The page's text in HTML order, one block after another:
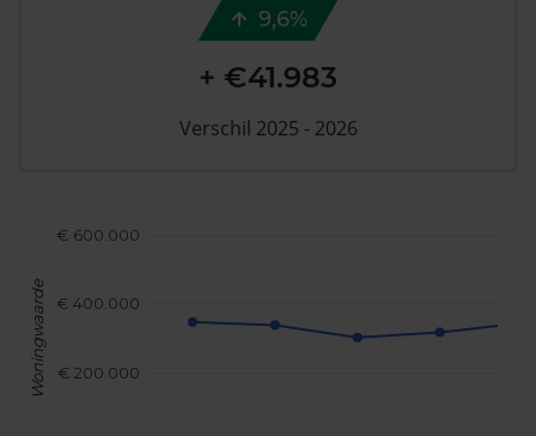
€ 200.000
€ 400.000
€ 600.000
Woningwaarde
9,6%
+ €41.983
Verschil 2025 - 2026